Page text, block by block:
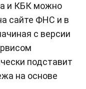
и КБК можно
сайте ФНС и в
с версии
подставит
на основе